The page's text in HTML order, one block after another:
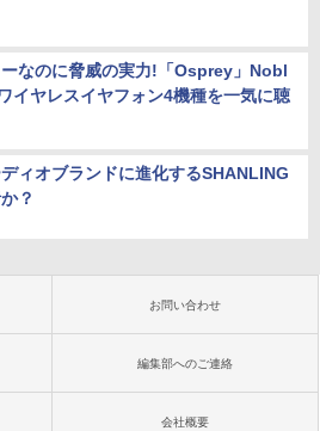
なのに脅威の実力!「Osprey」Nobl
イヤレスイヤフォン4機種を一気に聴
ィオブランドに進化するSHANLING
？
お問い合わせ
編集部へのご連絡
会社概要